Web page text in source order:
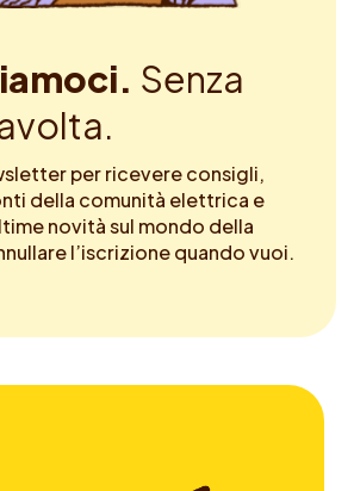
Senza
per ricevere consigli,
della comunità elettrica e
novità sul mondo della
l’iscrizione quando vuoi.